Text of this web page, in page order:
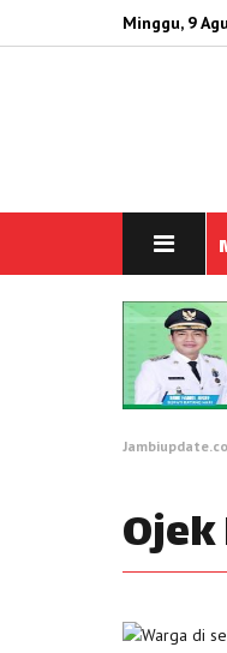
Minggu, 9
Jambiupdate.co